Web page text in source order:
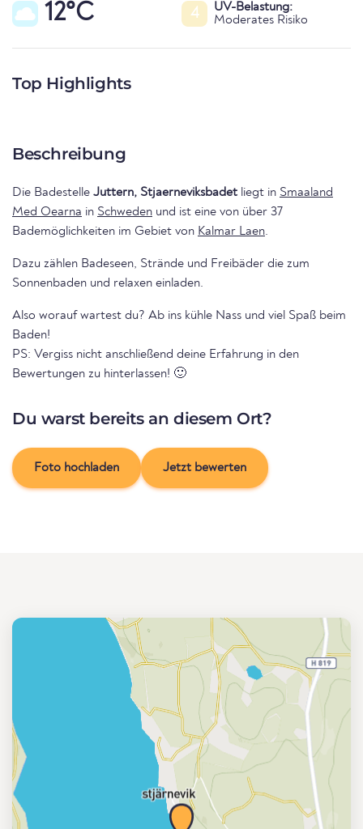
12°C 4
UV-Belastung:
Moderates Risiko
Top Highlights
Beschreibung
Die Badestelle Juttern, Stjaerneviksbadet liegt in Smaaland
Med Oearna in Schweden und ist eine von über 37
Bademöglichkeiten im Gebiet von Kalmar Laen.
Dazu zählen Badeseen, Strände und Freibäder die zum
Sonnenbaden und relaxen einladen.
Also worauf wartest du? Ab ins kühle Nass und viel Spaß beim
Baden!
PS: Vergiss nicht anschließend deine Erfahrung in den
Bewertungen zu hinterlassen! 🙂
Du warst bereits an diesem Ort?
Foto hochladen Jetzt bewerten